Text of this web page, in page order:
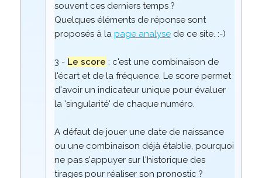
souvent ces derniers temps ?
Quelques éléments de réponse sont
proposés à la page analysede ce site. :-)
3 - Le score : c'est une combinaison de
l'écart et de la fréquence. Le score permet
d'avoir un indicateur unique pour évaluer
la 'singularité' de chaque numéro.
A défaut de jouer une date de naissance
ou une combinaison déjà établie, pourquoi
ne pas s'appuyer sur l'historique des
tirages pour réaliser son pronostic ?